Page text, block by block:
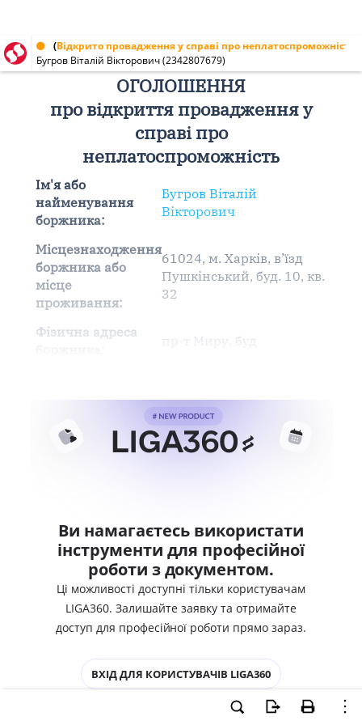
Оголошення від 03.10.2022 № 2342807679
(Відкрито провадження у справі про неплатоспроможність
Бугров Віталій Вікторович (2342807679)
ОГОЛОШЕННЯ
про відкриття провадження у
справі про
неплатоспроможність
Ім'я або
найменування
боржника:
Бугров Віталій
Вікторович
Місцезнаходження
боржника або
місце
проживання:
61024, м. Харків, в’їзд
Пушкінський, буд. 10, кв.
32
Фізична адреса
пр-т Миру, буд
Ви намагаєтесь використати
інструменти для професійної
роботи з документом.
Ці можливості доступні тільки користувачам
LIGA360. Залишайте заявку та отримайте
доступ для професійної роботи прямо зараз.
ВХІД ДЛЯ КОРИСТУВАЧІВ LIGA360
ХОЧУ СПРОБУВАТИ LIGA360 - ОТРИМАТИ